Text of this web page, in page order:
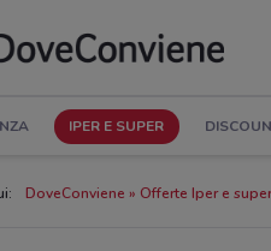
IPER E SUPER
DoveConviene Offerte Iper e